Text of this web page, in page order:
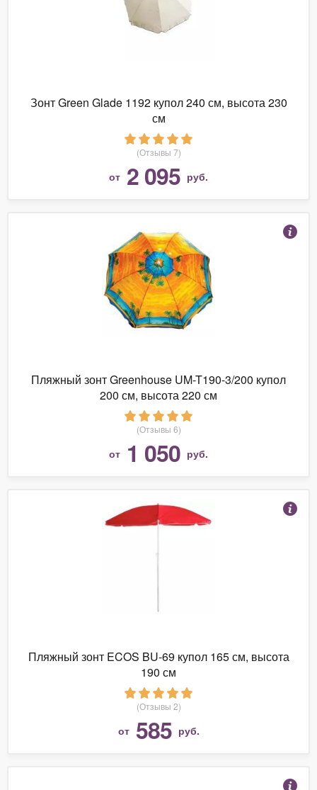
Зонт Green Glade 1192 купол 240 см, высота 230
см
(Отзывы 7)
от 2 095 руб.
Пляжный зонт Greenhouse UM-T190-3/200 купол
200 см, высота 220 см
(Отзывы 6)
от 1 050 руб.
Пляжный зонт ECOS BU-69 купол 165 см, высота
190 см
(Отзывы 2)
от 585 руб.